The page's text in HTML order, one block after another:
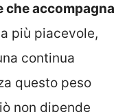
accompagna
più piacevole,
continua
questo peso
non dipende